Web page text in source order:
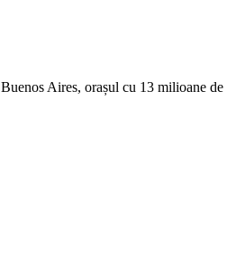
Aires, orașul cu 13 milioane de